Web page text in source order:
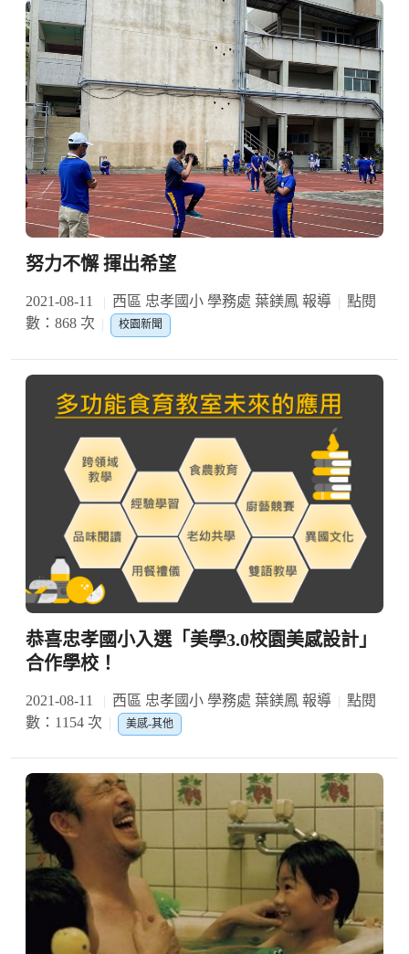
努力不懈 揮出希望
2021-08-11 西區 忠孝國小 學務處 葉鎂鳳 報導
點閱
數：868 次
校園新聞
恭喜忠孝國小入選「美學3.0校園美感設計」
合作學校！
2021-08-11 西區 忠孝國小 學務處 葉鎂鳳 報導
點閱
數：1154 次
美感-其他